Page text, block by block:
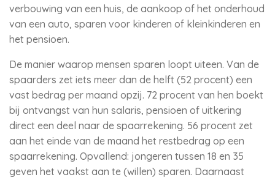
verbouwing van een huis, de aankoop of het onderhoud
van een auto, sparen voor kinderen of kleinkinderen en
het pensioen.
De manier waarop mensen sparen loopt uiteen. Van de
spaarders zet iets meer dan de helft (52 procent) een
vast bedrag per maand opzij. 72 procent van hen boekt
bij ontvangst van hun salaris, pensioen of uitkering
direct een deel naar de spaarrekening. 56 procent zet
aan het einde van de maand het restbedrag op een
spaarrekening. Opvallend: jongeren tussen 18 en 35
geven het vaakst aan te (willen) sparen. Daarnaast